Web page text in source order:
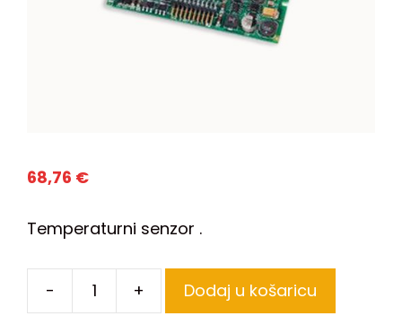
68,76 €
Temperaturni senzor .
- + Dodaj u košaricu